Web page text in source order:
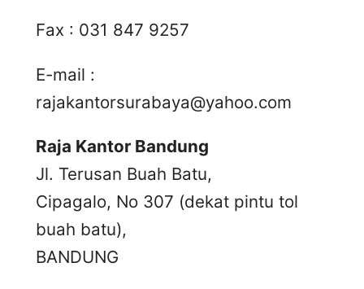
Fax : 031 847 9257
E-mail :
rajakantorsurabaya@yahoo.com
Raja Kantor Bandung
Jl. Terusan Buah Batu,
Cipagalo, No 307 (dekat pintu tol
buah batu),
BANDUNG